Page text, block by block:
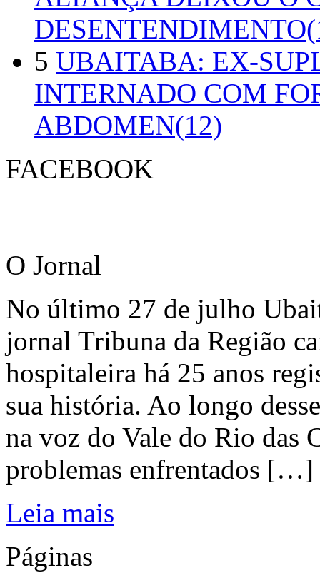
5 UBAITABA: EX-
INTERNADO COM
ABDOMEN(12)
FACEBOOK
O Jornal
No último 27 de julho
jornal Tribuna da Região
hospitaleira há 25 anos
sua história. Ao longo
na voz do Vale do Rio das
problemas enfrentados […]
Leia mais
Páginas